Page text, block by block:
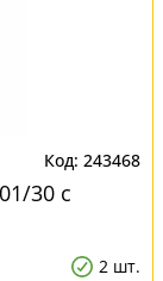
243468
30 с
2 шт.